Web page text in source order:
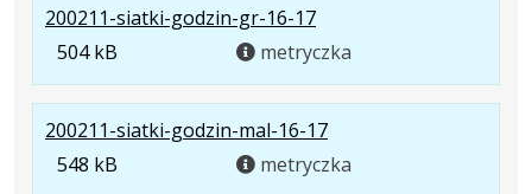
200211-siatki-godzin-gr-16-17.
Rozmiar
504
kB
504 kB metryczka
200211-siatki-godzin-mal-16-17.
Rozmiar
548 kB metryczka